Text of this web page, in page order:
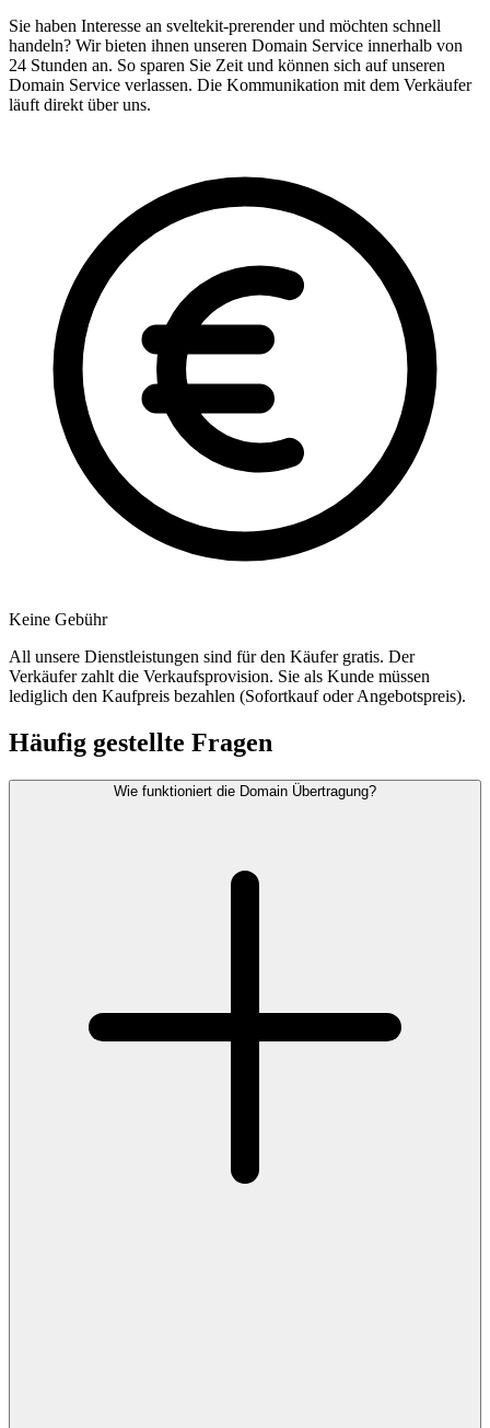
Sie haben Interesse an sveltekit-prerender und möchten schnell
handeln? Wir bieten ihnen unseren Domain Service innerhalb von
24 Stunden an. So sparen Sie Zeit und können sich auf unseren
Domain Service verlassen. Die Kommunikation mit dem Verkäufer
läuft direkt über uns.
Keine Gebühr
All unsere Dienstleistungen sind für den Käufer gratis. Der
Verkäufer zahlt die Verkaufsprovision. Sie als Kunde müssen
lediglich den Kaufpreis bezahlen (Sofortkauf oder Angebotspreis).
Häufig gestellte Fragen
Wie funktioniert die Domain Übertragung?